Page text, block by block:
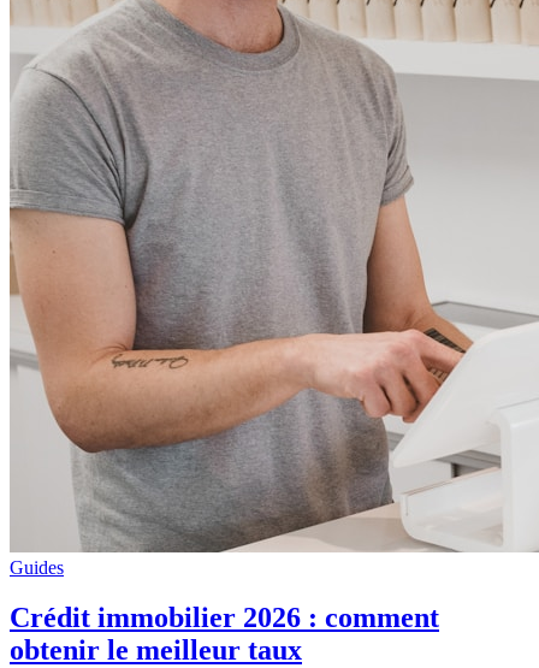
Guides
Crédit immobilier 2026 : comment
obtenir le meilleur taux